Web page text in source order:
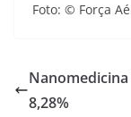
Foto: © Força
8,28%